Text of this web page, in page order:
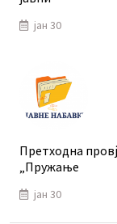
јан 30
Претходна
„Пружање
јан 30